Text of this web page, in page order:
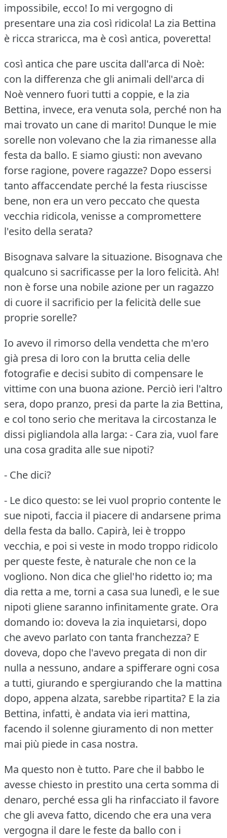
impossibile, ecco! Io mi vergogno di
presentare una zia così ridicola! La zia Bettina
è ricca straricca, ma è così antica, poveretta!
così antica che pare uscita dall'arca di Noè:
con la differenza che gli animali dell'arca di
Noè vennero fuori tutti a coppie, e la zia
Bettina, invece, era venuta sola, perché non ha
mai trovato un cane di marito! Dunque le mie
sorelle non volevano che la zia rimanesse alla
festa da ballo. E siamo giusti: non avevano
forse ragione, povere ragazze? Dopo essersi
tanto affaccendate perché la festa riuscisse
bene, non era un vero peccato che questa
vecchia ridicola, venisse a compromettere
l'esito della serata?
Bisognava salvare la situazione. Bisognava che
qualcuno si sacrificasse per la loro felicità. Ah!
non è forse una nobile azione per un ragazzo
di cuore il sacrificio per la felicità delle sue
proprie sorelle?
Io avevo il rimorso della vendetta che m'ero
già presa di loro con la brutta celia delle
fotografie e decisi subito di compensare le
vittime con una buona azione. Perciò ieri l'altro
sera, dopo pranzo, presi da parte la zia Bettina,
e col tono serio che meritava la circostanza le
dissi pigliandola alla larga: - Cara zia, vuol fare
una cosa gradita alle sue nipoti?
- Che dici?
- Le dico questo: se lei vuol proprio contente le
sue nipoti, faccia il piacere di andarsene prima
della festa da ballo. Capirà, lei è troppo
vecchia, e poi si veste in modo troppo ridicolo
per queste feste, è naturale che non ce la
vogliono. Non dica che gliel'ho ridetto io; ma
dia retta a me, torni a casa sua lunedì, e le sue
nipoti gliene saranno infinitamente grate. Ora
domando io: doveva la zia inquietarsi, dopo
che avevo parlato con tanta franchezza? E
doveva, dopo che l'avevo pregata di non dir
nulla a nessuno, andare a spifferare ogni cosa
a tutti, giurando e spergiurando che la mattina
dopo, appena alzata, sarebbe ripartita? E la zia
Bettina, infatti, è andata via ieri mattina,
facendo il solenne giuramento di non metter
mai più piede in casa nostra.
Ma questo non è tutto. Pare che il babbo le
avesse chiesto in prestito una certa somma di
denaro, perché essa gli ha rinfacciato il favore
che gli aveva fatto, dicendo che era una vera
vergogna il dare le feste da ballo con i